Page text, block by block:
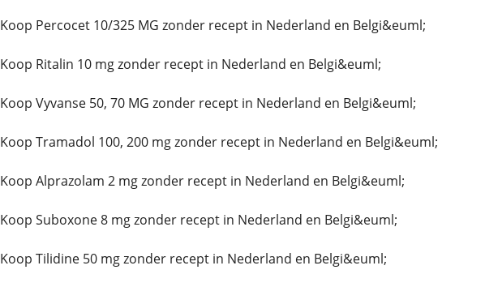
Koop Percocet 10/325 MG zonder recept in Nederland en Belgi&euml;
Koop Ritalin 10 mg zonder recept in Nederland en Belgi&euml;
Koop Vyvanse 50, 70 MG zonder recept in Nederland en Belgi&euml;
Koop Tramadol 100, 200 mg zonder recept in Nederland en Belgi&euml;
Koop Alprazolam 2 mg zonder recept in Nederland en Belgi&euml;
Koop Suboxone 8 mg zonder recept in Nederland en Belgi&euml;
Koop Tilidine 50 mg zonder recept in Nederland en Belgi&euml;